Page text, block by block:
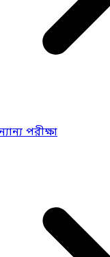
পরীক্ষা